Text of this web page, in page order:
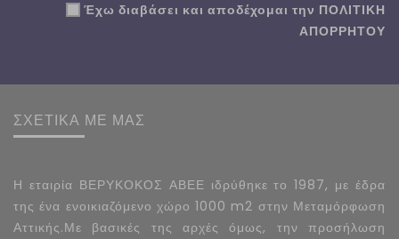
Έχω διαβάσει και αποδέχομαι την ΠΟΛΙΤΙΚΗ
ΑΠΟΡΡΗΤΟΥ
ΣΧΕΤΙΚΑ ΜΕ ΜΑΣ
Η εταιρία ΒΕΡΥΚΟΚΟΣ ΑΒΕΕ ιδρύθηκε το 1987, με έδρα
της ένα ενοικιαζόμενο χώρο 1000 m2 στην Μεταμόρφωση
Αττικής.Με βασικές της αρχές όμως, την προσήλωση